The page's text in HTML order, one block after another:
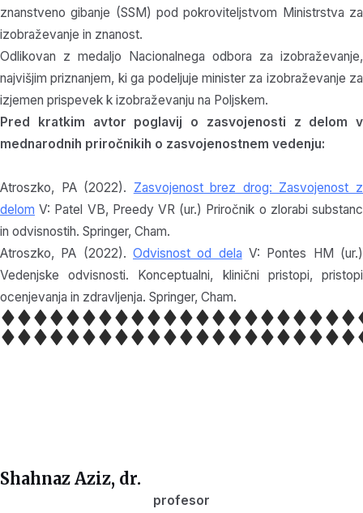
znanstveno gibanje (SSM) pod pokroviteljstvom Ministrstva za
izobraževanje in znanost.
Odlikovan z medaljo Nacionalnega odbora za izobraževanje,
najvišjim priznanjem, ki ga podeljuje minister za izobraževanje za
izjemen prispevek k izobraževanju na Poljskem.
Pred kratkim avtor poglavij o zasvojenosti z delom v
mednarodnih priročnikih o zasvojenostnem vedenju:
Atroszko, PA (2022). Zasvojenost brez drog: Zasvojenost z
delom V: Patel VB, Preedy VR (ur.) Priročnik o zlorabi substanc
in odvisnostih. Springer, Cham.
Atroszko, PA (2022). Odvisnost od dela V: Pontes HM (ur.)
Vedenjske odvisnosti. Konceptualni, klinični pristopi, pristopi
ocenjevanja in zdravljenja. Springer, Cham.
Shahnaz Aziz, dr.
profesor